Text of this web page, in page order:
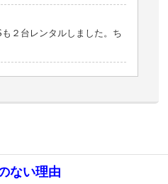
が取れました。もうすぐ慰
GPSのおかげで第二の人生
るかどうか見張ってます
を追跡してます
日に合わせてレンタルしま
２台レンタルしました。ち
・・
ない理由